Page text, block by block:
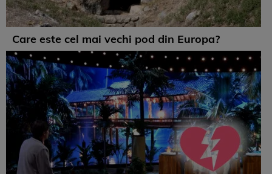
Care este cel mai vechi pod din Europa?